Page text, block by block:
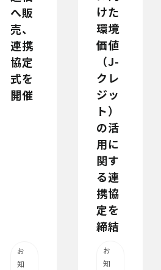
へ販
売、
連携
協定
式を
開催
お
知
けた
環境
価値
（J-
クレ
ジッ
ト）
の活
用に
関す
る連
携協
定を
締結
お
知